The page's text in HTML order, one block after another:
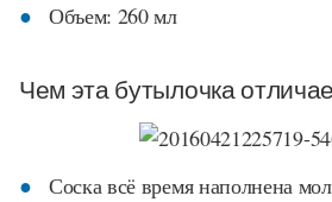
Объем: 260 мл
Чем эта бутылочка
Соска всё время наполнена